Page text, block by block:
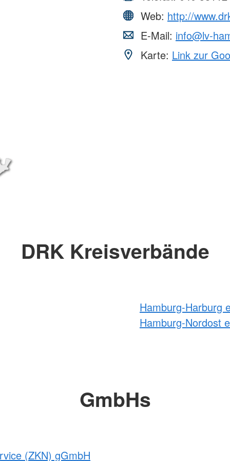
Web: http://
E-Mail: info@lv-
Karte: Link zur
DRK Kreisverbände
Hamburg-Harburg
Hamburg-Nordost
GmbHs
(ZKN) gGmbH